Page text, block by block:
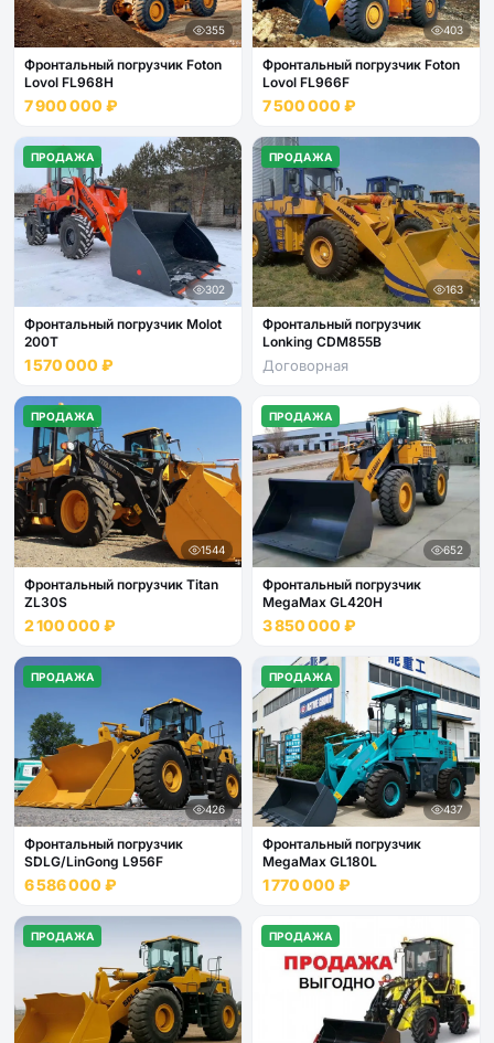
355
Фронтальный погрузчик Foton
Lovol FL968H
7 900 000 ₽
403
Фронтальный погрузчик Foton
Lovol FL966F
7 500 000 ₽
ПРОДАЖА
302
Фронтальный погрузчик Molot
200T
1 570 000 ₽
ПРОДАЖА
163
Фронтальный погрузчик
Lonking CDM855B
Договорная
ПРОДАЖА
1544
Фронтальный погрузчик Titan
ZL30S
2 100 000 ₽
ПРОДАЖА
652
Фронтальный погрузчик
MegaMax GL420H
3 850 000 ₽
ПРОДАЖА
426
Фронтальный погрузчик
SDLG/LinGong L956F
6 586 000 ₽
ПРОДАЖА
437
Фронтальный погрузчик
MegaMax GL180L
1 770 000 ₽
ПРОДАЖА ПРОДАЖА